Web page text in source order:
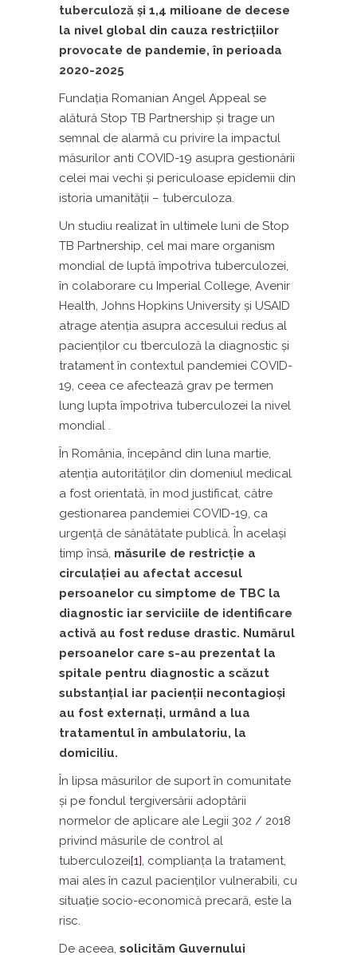
tuberculoză şi 1,4 milioane de decese
la nivel global din cauza restricțiilor
provocate de pandemie, în perioada
2020-2025
Fundaţia Romanian Angel Appeal se
alătură Stop TB Partnership şi trage un
semnal de alarmă cu privire la impactul
măsurilor anti COVID-19 asupra gestionării
celei mai vechi şi periculoase epidemii din
istoria umanităţii – tuberculoza.
Un studiu realizat în ultimele luni de Stop
TB Partnership, cel mai mare organism
mondial de luptă împotriva tuberculozei,
în colaborare cu Imperial College, Avenir
Health, Johns Hopkins University şi USAID
atrage atenţia asupra accesului redus al
pacienţilor cu tberculoză la diagnostic și
tratament în contextul pandemiei COVID-
19, ceea ce afectează grav pe termen
lung lupta împotriva tuberculozei la nivel
mondial .
În România, începând din luna martie,
atenţia autorităţilor din domeniul medical
a fost orientată, în mod justificat, către
gestionarea pandemiei COVID-19, ca
urgenţă de sănătătate publică. În acelaşi
timp însă, măsurile de restricţie a
circulaţiei au afectat accesul
persoanelor cu simptome de TBC la
diagnostic iar serviciile de identificare
activă au fost reduse drastic. Numărul
persoanelor care s-au prezentat la
spitale pentru diagnostic a scăzut
substanţial iar pacienţii necontagioşi
au fost externaţi, urmând a lua
tratamentul în ambulatoriu, la
domiciliu.
În lipsa măsurilor de suport în comunitate
şi pe fondul tergiversării adoptării
normelor de aplicare ale Legii 302 / 2018
privind măsurile de control al
tuberculozei[1], complianţa la tratament,
mai ales în cazul pacienţilor vulnerabili, cu
situaţie socio-economică precară, este la
risc.
De aceea, solicităm Guvernului